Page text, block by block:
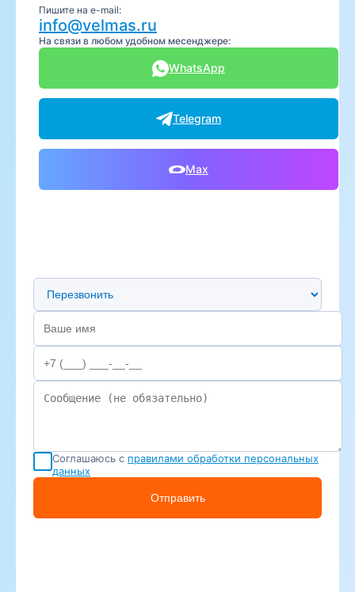
Пишите на e-mail:
info@velmas.ru
На связи в любом удобном месенджере:
WhatsApp
Telegram
Max
Предпочтительный способ связи
Соглашаюсь с правилами обработки персональных
данных
Отправить